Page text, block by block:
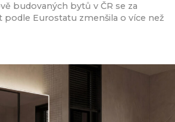
budovaných bytů v ČR se za
podle Eurostatu zmenšila o více než